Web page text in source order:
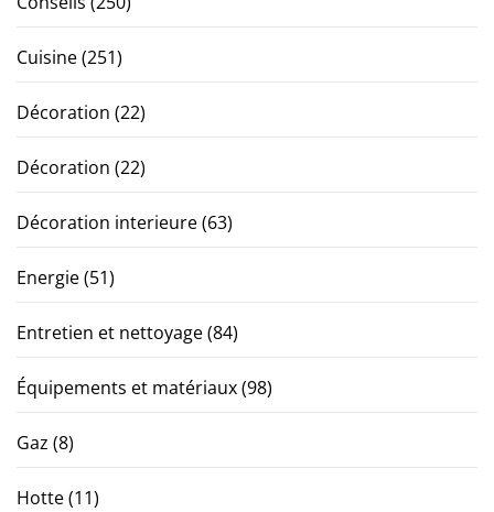
Cuisine(251)
Décoration (22)
Décoration (22)
Décoration interieure(63)
Energie(51)
Entretien et nettoyage(84)
Équipements et matériaux(98)
Gaz (8)
Hotte(11)